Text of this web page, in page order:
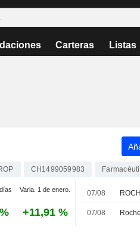
Carteras Listas
CH1499059983
Varia. 1 de enero.
+11,91 %
07/08
07/08